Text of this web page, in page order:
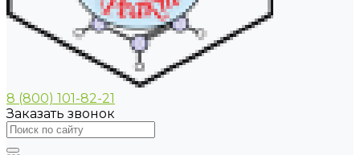
8 (800) 101-82-21
Заказать звонок